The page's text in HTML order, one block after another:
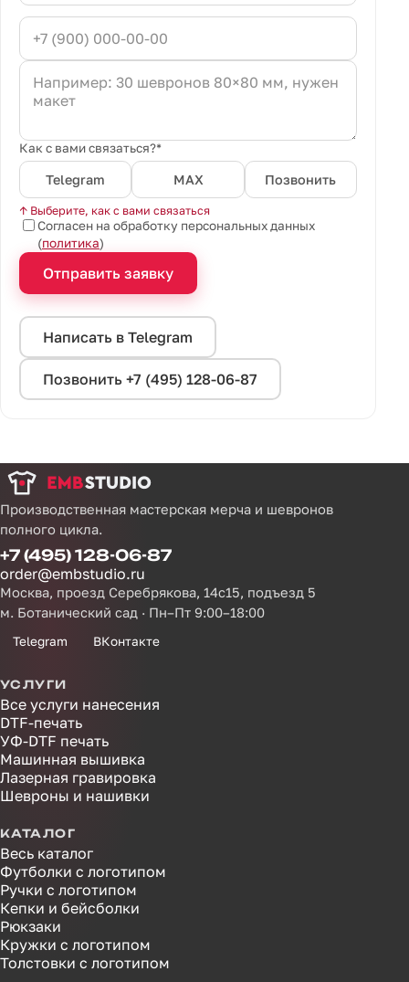
Как с вами связаться?*
Telegram MAX Позвонить
↑ Выберите, как с вами связаться
Согласен на обработку персональных данных
(политика)
Отправить заявку
Написать в Telegram
Позвонить +7 (495) 128-06-87
Производственная мастерская мерча и шевронов
полного цикла.
+7 (495) 128-06-87
order@embstudio.ru
Москва, проезд Серебрякова, 14с15, подъезд 5
м. Ботанический сад · Пн–Пт 9:00–18:00
Telegram ВКонтакте
УСЛУГИ
Все услуги нанесения
DTF-печать
УФ-DTF печать
Машинная вышивка
Лазерная гравировка
Шевроны и нашивки
КАТАЛОГ
Весь каталог
Футболки с логотипом
Ручки с логотипом
Кепки и бейсболки
Рюкзаки
Кружки с логотипом
Толстовки с логотипом